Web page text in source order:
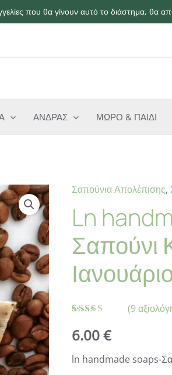
που θα γίνουν αυτό το διάστημα, θα
ΑΝΔΡΑΣ ΜΩΡΟ & ΠΑΙΔΙ
Σαπούνια Απολέπισης,
Ln
Σαπούνι
με4.89
από 5 με
βαθμολογία
(9
6.00€
ln handmade soaps-